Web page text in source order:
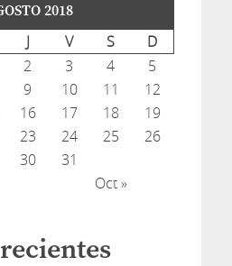
2018
J V S D
Oct »
2 3 4
5
9 10 11
12
16 17 18
19
23 24 25
26
30 31